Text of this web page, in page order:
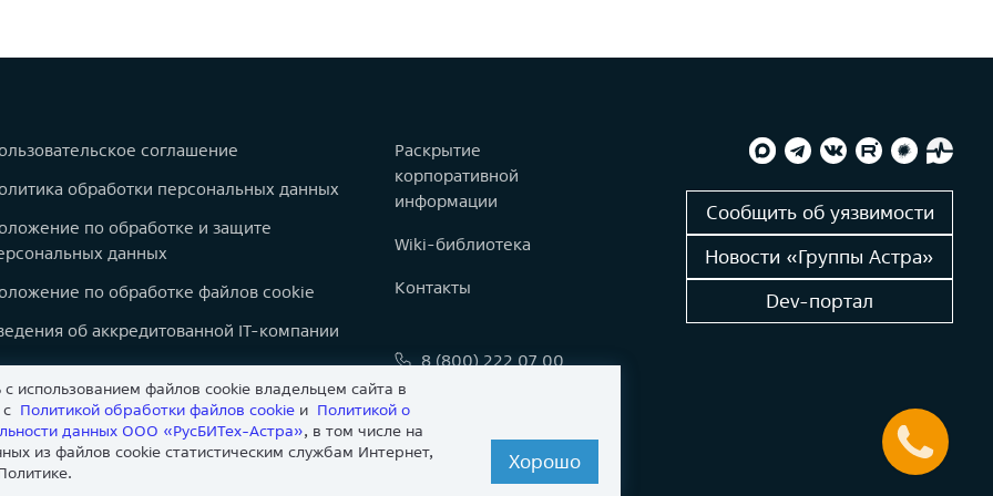
соглашение
обработки персональных данных
по обработке и защите
данных
по обработке файлов cookie
об аккредитованной IT-компании
знаки
сайта
Раскрытие
корпоративной
информации
Wiki-библиотека
Контакты
8 (800) 222 07 00
Сообщить об уязвимости
Новости «Группы Астра»
Dev-портал
с использованием файлов cookie владельцем сайта в
с Политикой обработки файлов сookie и Политикой о
данных ООО «РусБИТех-Астра», в том числе на
из файлов cookie статистическим службам Интернет,
Хорошо